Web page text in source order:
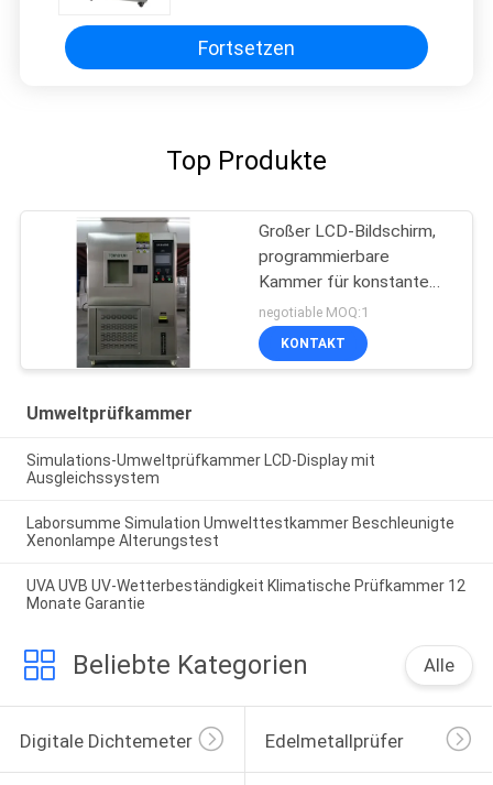
Fortsetzen
Top Produkte
Großer LCD-Bildschirm,
programmierbare
Kammer für konstante
Temperatur und
Luftfeuchtigkeit
negotiable MOQ:1
KONTAKT
Umweltprüfkammer
Simulations-Umweltprüfkammer LCD-Display mit
Ausgleichssystem
Laborsumme Simulation Umwelttestkammer Beschleunigte
Xenonlampe Alterungstest
UVA UVB UV-Wetterbeständigkeit Klimatische Prüfkammer 12
Monate Garantie
Beliebte Kategorien Alle
Digitale Dichtemeter Edelmetallprüfer